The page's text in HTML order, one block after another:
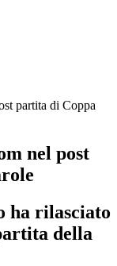
partita di Coppa
nel post
ha rilasciato
della